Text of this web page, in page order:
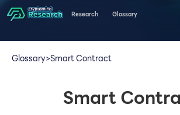
Research Glossary
Glossary>Smart Contract
Smart